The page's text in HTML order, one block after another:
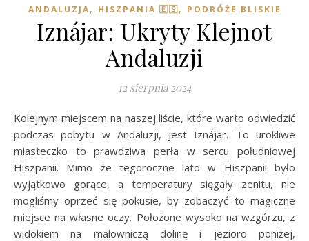
ANDALUZJA, HISZPANIA 🇪🇸, PODRÓŻE BLISKIE
Iznájar: Ukryty Klejnot
Andaluzji
12 sierpnia 2024
Kolejnym miejscem na naszej liście, które warto odwiedzić
podczas pobytu w Andaluzji, jest Iznájar. To urokliwe
miasteczko to prawdziwa perła w sercu południowej
Hiszpanii. Mimo że tegoroczne lato w Hiszpanii było
wyjątkowo gorące, a temperatury sięgały zenitu, nie
mogliśmy oprzeć się pokusie, by zobaczyć to magiczne
miejsce na własne oczy. Położone wysoko na wzgórzu, z
widokiem na malowniczą dolinę i jezioro poniżej,